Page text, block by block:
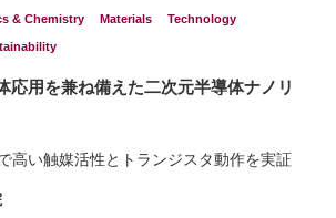
& Chemistry Materials Technology
応用を兼ね備えた二次元半導体ナノリ
高い触媒活性とトランジスタ動作を実証